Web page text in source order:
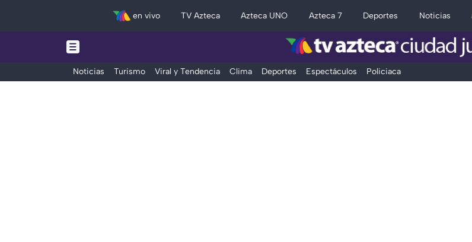
en vivo TV Azteca Azteca UNO Azteca 7 Deportes Noticias
Noticias Turismo Viral y Tendencia Clima Deportes Espectáculos Policiaca